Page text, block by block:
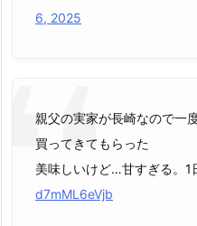
6, 2025
親父の実家が長崎なので一
買ってきてもらった
美味しいけど…甘すぎる。1
d7mML6eVjb